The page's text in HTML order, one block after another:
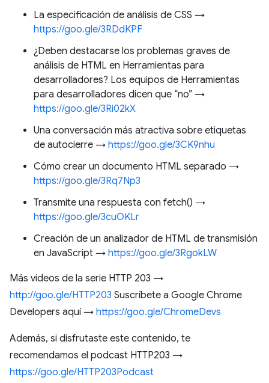
La especificación de análisis de CSS →
https://goo.gle/3RDdKPF
¿Deben destacarse los problemas graves de
análisis de HTML en Herramientas para
desarrolladores? Los equipos de Herramientas
para desarrolladores dicen que “no” →
https://goo.gle/3Ri02kX
Una conversación más atractiva sobre etiquetas
de autocierre → https://goo.gle/3CK9nhu
Cómo crear un documento HTML separado →
https://goo.gle/3Rq7Np3
Transmite una respuesta con fetch() →
https://goo.gle/3cuOKLr
Creación de un analizador de HTML de transmisión
en JavaScript → https://goo.gle/3RgokLW
Más videos de la serie HTTP 203 →
http://goo.gle/HTTP203 Suscríbete a Google Chrome
Developers aquí → https://goo.gle/ChromeDevs
Además, si disfrutaste este contenido, te
recomendamos el podcast HTTP203 →
https://goo.gle/HTTP203Podcast